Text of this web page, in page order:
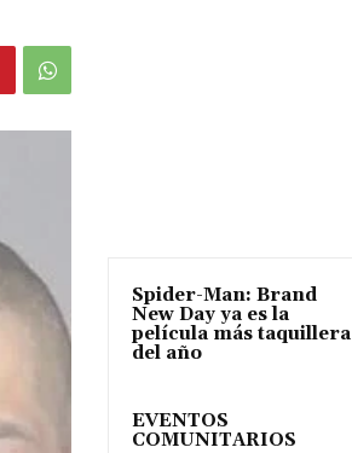
Spider-Man: Brand
New Day ya es la
película más taquillera
del año
EVENTOS
COMUNITARIOS